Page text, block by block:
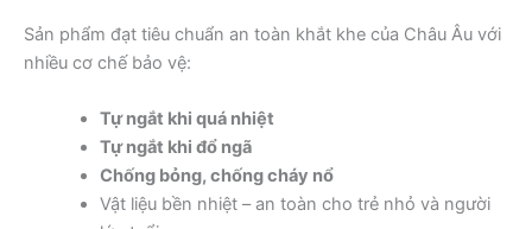
Sản phẩm đạt tiêu chuẩn an toàn khắt khe của Châu Âu với
nhiều cơ chế bảo vệ:
Tự ngắt khi quá nhiệt
Tự ngắt khi đổ ngã
Chống bỏng, chống cháy nổ
Vật liệu bền nhiệt – an toàn cho trẻ nhỏ và người